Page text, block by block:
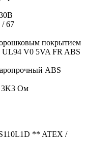
/ 67
покрытием
V0 5VA FR ABS
ABS
3K3 Ом
** ATEX /